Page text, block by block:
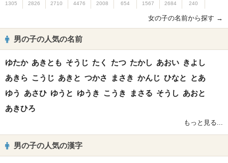
1305 2826 2710 4476 2008 654 1567 2684 240
女の子の名前から探す →
男の子の人気の名前
ゆたか あきとも そうじ たく たつ たかし あおい きよし
あきら こうじ あきと つかさ まさき かんじ ひなと
とあ
ゆう
あさひ ゆうと ゆうき こうき まさる そうし あおと
あきひろ
もっと見る...
男の子の人気の漢字